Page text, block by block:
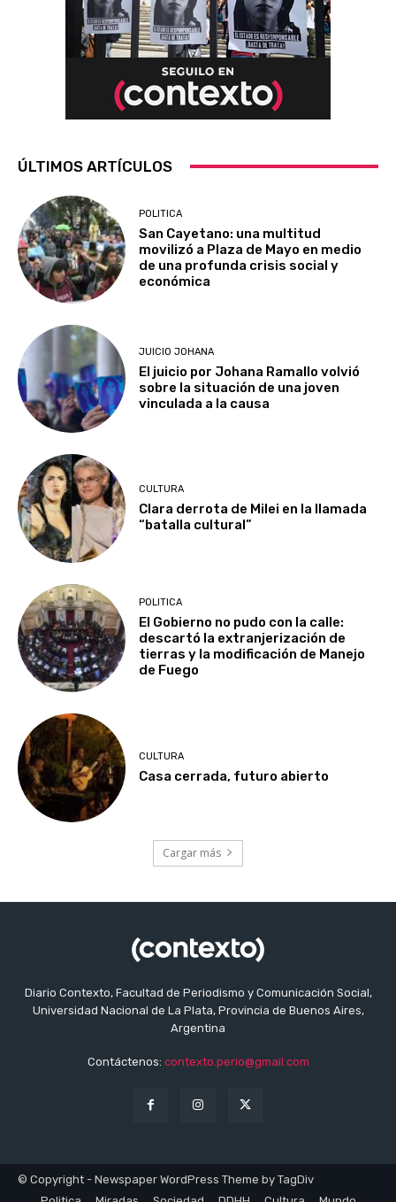
ÚLTIMOS ARTÍCULOS
POLITICA
San Cayetano: una multitud
movilizó a Plaza de Mayo en medio
de una profunda crisis social y
económica
JUICIO JOHANA
El juicio por Johana Ramallo volvió
sobre la situación de una joven
vinculada a la causa
CULTURA
Clara derrota de Milei en la llamada
“batalla cultural”
POLITICA
El Gobierno no pudo con la calle:
descartó la extranjerización de
tierras y la modificación de Manejo
de Fuego
CULTURA
Casa cerrada, futuro abierto
Cargar más
Diario Contexto, Facultad de Periodismo y Comunicación Social,
Universidad Nacional de La Plata, Provincia de Buenos Aires,
Argentina
Contáctenos: contexto.perio@gmail.com
© Copyright - Newspaper WordPress Theme by TagDiv